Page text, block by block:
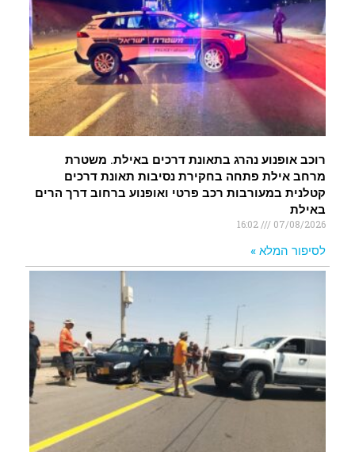
רוכב אופנוע נהרג בתאונת דרכים באילת. משטרת
מרחב אילת פתחה בחקירת נסיבות תאונת דרכים
קטלנית במעורבות רכב פרטי ואופנוע ברחוב דרך הרים
באילת
07/08/2026
16:02
לסיפור המלא »